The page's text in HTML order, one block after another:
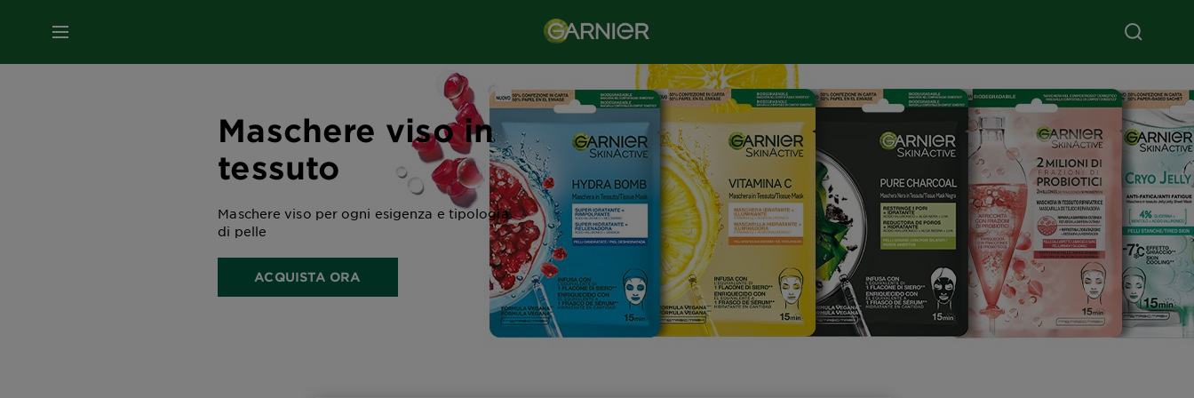
MENU
Maschere viso in
tessuto
Maschere viso per ogni esigenza e tipologia
di pelle
ACQUISTA ORA